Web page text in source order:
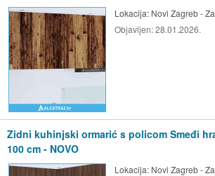
Lokacija: Novi Zagreb -
Objavljen:28.01.2026.
Zidni kuhinjski ormarić s policom Smeđi
100 cm - NOVO
Lokacija: Novi Zagreb -